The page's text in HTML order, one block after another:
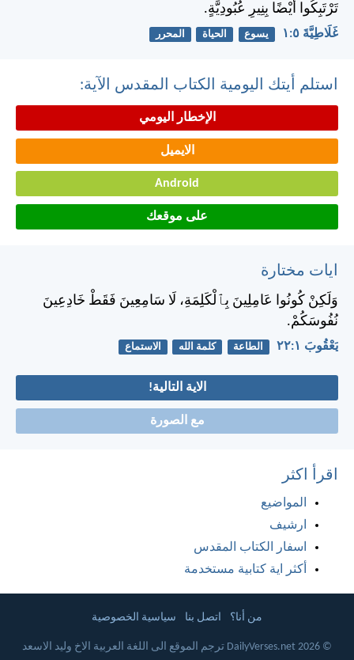
تَرْتَبِكُوا أَيْضًا بِنِيرِ عُبُودِيَّةٍ.
غَلَاطِيَّةَ ٥:‏١ يسوع الحياة المحرر
استلم أيتك اليومية الكتاب المقدس الآية:
الإخطار اليومي
الايميل
Android
على موقعك
ايات مختارة
وَلَكِنْ كُونُوا عَامِلِينَ بِٱلْكَلِمَةِ، لَا سَامِعِينَ فَقَطْ خَادِعِينَ
نُفُوسَكُمْ.
يَعْقُوبَ ١:‏٢٢ الطاعة كلمة الله الاستماع
الاية التالية!
مع الصورة
اقرأ اكثر
المواضيع
ارشيف
اسفار الكتاب المقدس
أكثر اية كتابية مستخدمة
من أنا؟ اتصل بنا سياسية الخصوصية
© 2026 DailyVerses.net ترجم الموقع الى اللغة العربية الاخ وليد الاسعد